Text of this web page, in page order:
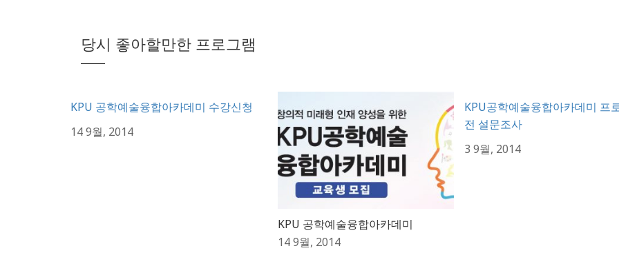
당시 좋아할만한 프로그램
KPU 공학예술융합아카데미 수강신청
14 9월, 2014
KPU 공학예술융합아카데미
14 9월, 2014
KPU공학예술융합아카데미 프
전 설문조사
3 9월, 2014